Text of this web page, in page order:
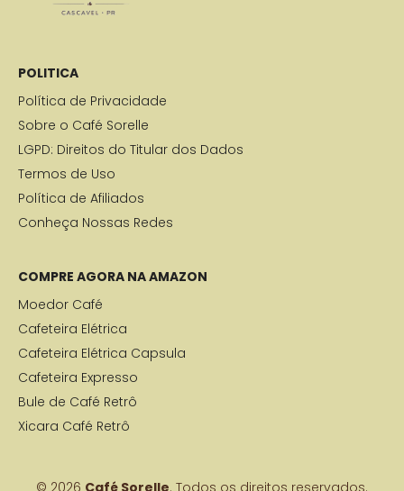
POLITICA
Política de Privacidade
Sobre o Café Sorelle
LGPD: Direitos do Titular dos Dados
Termos de Uso
Política de Afiliados
Conheça Nossas Redes
COMPRE AGORA NA AMAZON
Moedor Café
Cafeteira Elétrica
Cafeteira Elétrica Capsula
Cafeteira Expresso
Bule de Café Retrô
Xicara Café Retrô